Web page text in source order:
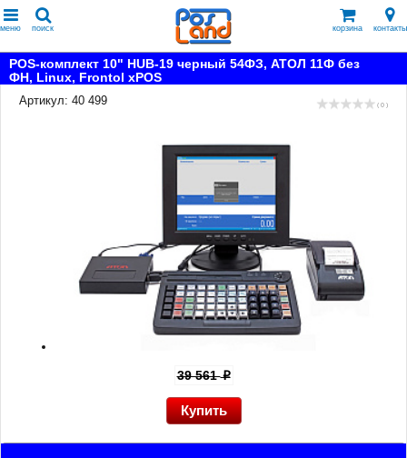
меню поиск корзина контакты
POS-комплект 10" HUB-19 черный 54ФЗ, АТОЛ 11Ф без
ФН, Linux, Frontol xPOS
Артикул: 40 499
( 0 )
39 561p